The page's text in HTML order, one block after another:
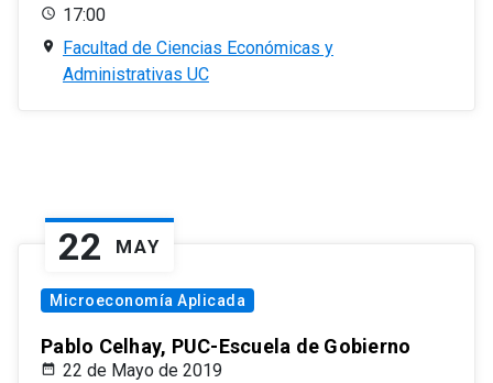
17:00
Facultad de Ciencias Económicas y
Administrativas UC
22 MAY
Microeconomía Aplicada
Pablo Celhay, PUC-Escuela de Gobierno
22 de Mayo de 2019